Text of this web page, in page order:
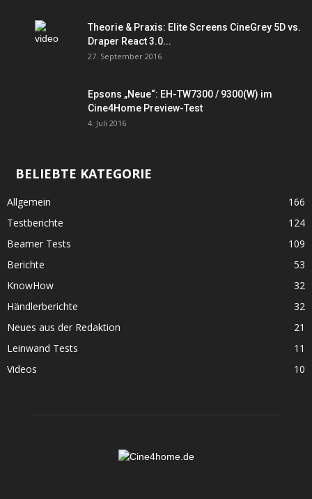
Theorie & Praxis: Elite Screens CineGrey 5D vs.
Draper React 3.0...
27. September 2016
Epsons „Neue“: EH-TW7300 / 9300(W) im
Cine4Home Preview-Test
4. Juli 2016
BELIEBTE KATEGORIE
Allgemein
166
Testberichte
124
Beamer Tests
109
Berichte
53
KnowHow
32
Händlerberichte
32
Neues aus der Redaktion
21
Leinwand Tests
11
Videos
10